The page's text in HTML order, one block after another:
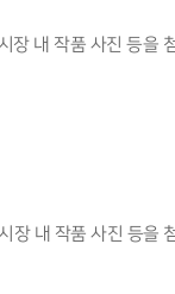
장 내 작품 사진 등을
장 내 작품 사진 등을